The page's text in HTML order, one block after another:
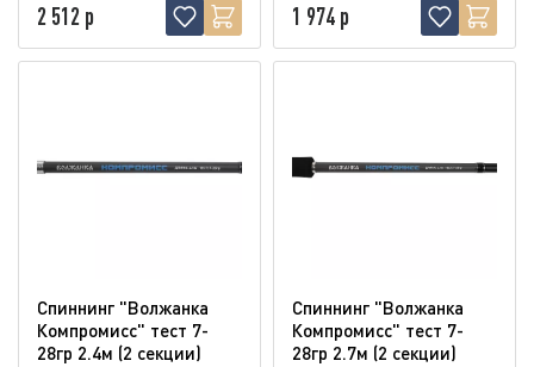
2 512 р 1 974 р
Спиннинг "Волжанка
Компромисс" тест 7-
28гр 2.4м (2 секции)
Спиннинг "Волжанка
Компромисс" тест 7-
28гр 2.7м (2 секции)